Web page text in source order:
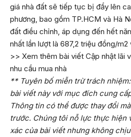
giá nhà đất sẽ tiếp tục bị đẩy lên
phương, bao gồm TP.HCM và Hà
đất điều chỉnh, áp dụng đến hết
nhất lần lượt là 687,2 triệu đồng/
>> Xem thêm bài viết Cập nhật lãi
nhu cầu mua nhà
** Tuyên bố miễn trừ trách
bài viết này với mục đích cung
Thông tin có thể được thay đổi
trước. Chúng tôi nỗ lực thực hiện
xác của bài viết nhưng không